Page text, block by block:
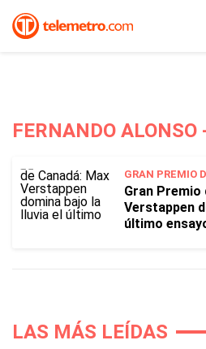
FERNANDO ALONSO
GRAN PREMIO
Gran Premio
Verstappen
último
LAS MÁS LEÍDAS